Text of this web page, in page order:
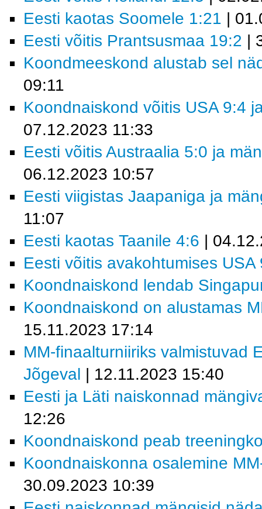
Eesti kaotas Soomele 1:21 |
Eesti võitis Prantsusmaa 19:2 |
Koondmeeskond alustab sel
09:11
Koondnaiskond võitis USA 9:4
07.12.2023 11:33
Eesti võitis Austraalia 5:0 ja
06.12.2023 10:57
Eesti viigistas Jaapaniga ja
11:07
Eesti kaotas Taanile 4:6 |
Eesti võitis avakohtumises USA
Koondnaiskond lendab
Koondnaiskond on alustamas
15.11.2023 17:14
MM-finaalturniiriks valmistuvad
Jõgeval | 12.11.2023 15:40
Eesti ja Läti naiskonnad
12:26
Koondnaiskond peab
Koondnaiskonna osalemine
30.09.2023 10:39